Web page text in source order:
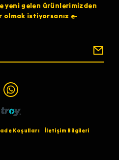
yeni gelen ürünlerimizden
istiyorsanız e-
Koşulları İletişim Bilgileri